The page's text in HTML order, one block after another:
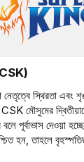
নেতৃত্বে স্থিরতা এবং
মৌসুমের
বলে পূর্বাভাস দেওয়া
হন, তাহলে